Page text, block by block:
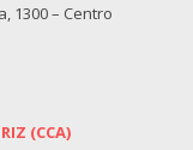
1300 – Centro
(CCA)